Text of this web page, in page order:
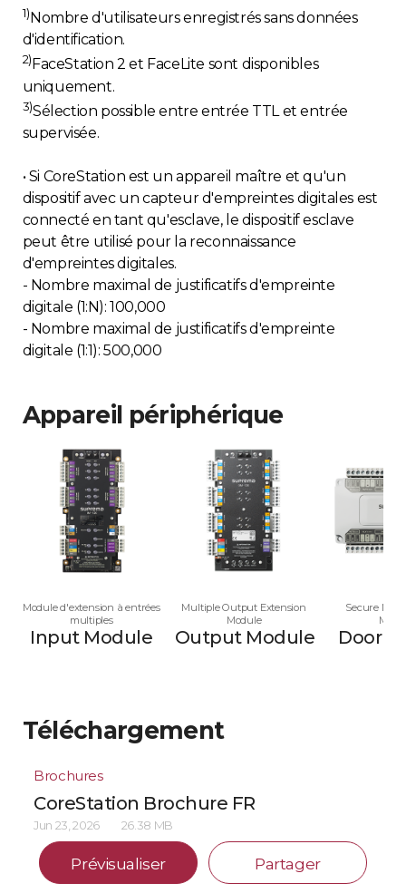
1) Nombre d'utilisateurs enregistrés sans données
d'identification.
2) FaceStation 2 et FaceLite sont disponibles
uniquement.
3)Sélection possible entre entrée TTL et entrée
supervisée.
• Si CoreStation est un appareil maître et qu'un
dispositif avec un capteur d'empreintes digitales est
connecté en tant qu'esclave, le dispositif esclave
peut être utilisé pour la reconnaissance
d'empreintes digitales.
- Nombre maximal de justificatifs d'empreinte
digitale (1:N): 100,000
- Nombre maximal de justificatifs d'empreinte
digitale (1:1): 500,000
Appareil périphérique
Module d'extension à entrées
multiples
Input Module
Multiple Output Extension
Module
Output Module
Secure
Door
Téléchargement
Brochures
CoreStation Brochure FR
Jun 23, 2026 26.38 MB
Prévisualiser Partager